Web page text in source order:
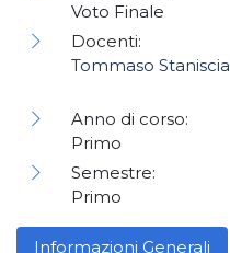
Informazioni Generali
Voto Finale
Docenti:
Tommaso Staniscia
Anno di corso:
Primo
Semestre:
Primo